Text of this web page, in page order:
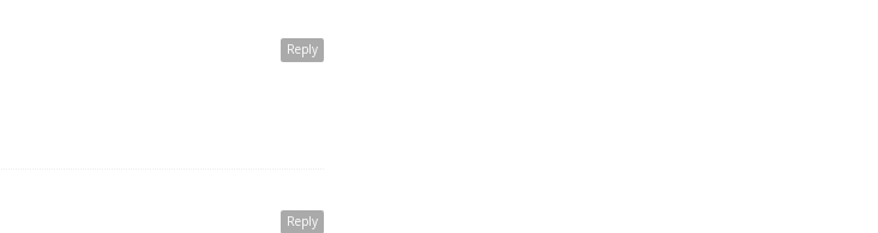
Reply
Reply